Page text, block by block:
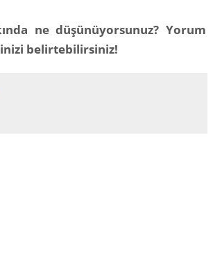
ne düşünüyorsunuz? Yorum
belirtebilirsiniz!